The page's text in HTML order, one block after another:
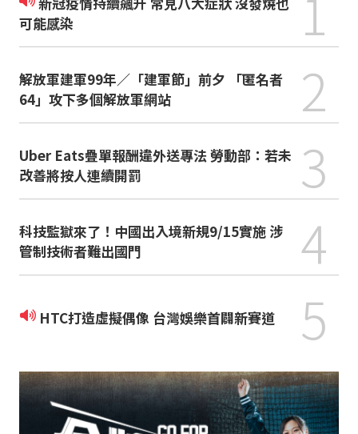
可能感染
解放軍建軍99年／「建軍節」前夕 「匿名者
64」攻下多個解放軍網站
2
Uber Eats疊單報酬違外送專法 勞動部：若未
改善將按人連續開罰
3
科技監獄來了！中國出入境新規9/15實施 涉
管制技術者難出國門
4
HTC打造虛擬偶像 台灣娛樂首闢新賽道 5